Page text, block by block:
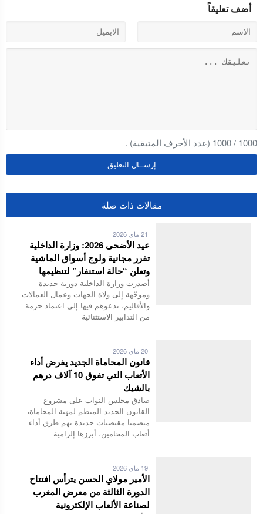
أضف تعليقاً
1000
/
1000 (عدد الأحرف المتبقية) .
مقالات ذات صلة
عيد الأضحى 2026: وزارة الداخلية
تقرر مجانية ولوج أسواق الماشية
وتعلن “حالة استنفار” لتنظيمها
أصدرت وزارة الداخلية دورية جديدة
وموجّهة إلى ولاة الجهات وعمال العمالات
والأقاليم، تدعوهم فيها إلى اعتماد حزمة
من التدابير الاستثنائية
20 ماي 2026
قانون المحاماة الجديد يفرض أداء
الأتعاب التي تفوق 10 آلاف درهم
بالشيك
صادق مجلس النواب على مشروع
القانون الجديد المنظم لمهنة المحاماة،
متضمنا مقتضيات جديدة تهم طرق أداء
أتعاب المحامين، أبرزها إلزامية
19 ماي 2026
الأمير مولاي الحسن يترأس افتتاح
الدورة الثالثة من معرض المغرب
لصناعة الألعاب الإلكترونية